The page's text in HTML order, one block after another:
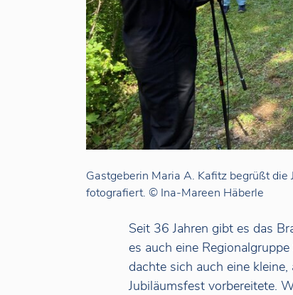
Gastgeberin Maria A. Kafitz begrüßt
fotografiert. © Ina-Mareen Häberle
Seit 36 Jahren gibt es das
es auch eine
dachte sich auch eine
Jubiläumsfest vorbereitete.